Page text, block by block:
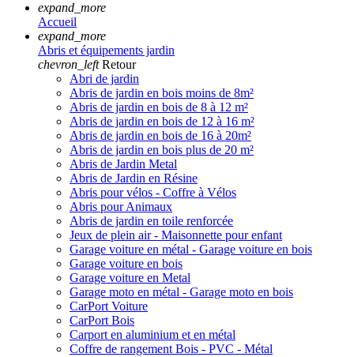
expand_more
Accueil
expand_more
Abris et équipements jardin
chevron_left Retour
Abri de jardin
Abris de jardin en bois moins de 8m²
Abris de jardin en bois de 8 à 12 m²
Abris de jardin en bois de 12 à 16 m²
Abris de jardin en bois de 16 à 20m²
Abris de jardin en bois plus de 20 m²
Abris de Jardin Metal
Abris de Jardin en Résine
Abris pour vélos - Coffre à Vélos
Abris pour Animaux
Abris de jardin en toile renforcée
Jeux de plein air - Maisonnette pour enfant
Garage voiture en métal - Garage voiture en bois
Garage voiture en bois
Garage voiture en Metal
Garage moto en métal - Garage moto en bois
CarPort Voiture
CarPort Bois
Carport en aluminium et en métal
Coffre de rangement Bois - PVC - Métal